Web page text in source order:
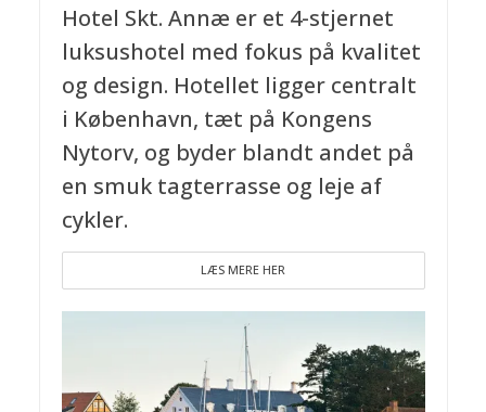
Hotel Skt. Annæ er et 4-stjernet
luksushotel med fokus på kvalitet
og design. Hotellet ligger centralt
i København, tæt på Kongens
Nytorv, og byder blandt andet på
en smuk tagterrasse og leje af
cykler.
LÆS MERE HER